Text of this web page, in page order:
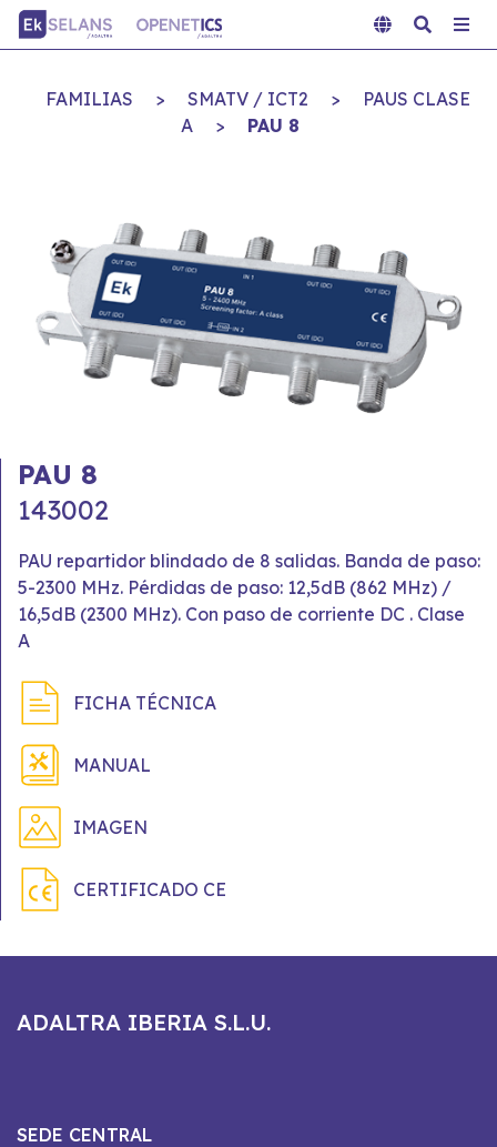
FAMILIAS > SMATV / ICT2 >
PAUS CLASE
A
> PAU 8
PAU 8
143002
PAU repartidor blindado de 8 salidas. Banda de paso:
5-2300 MHz. Pérdidas de paso: 12,5dB (862 MHz) /
16,5dB (2300 MHz). Con paso de corriente DC . Clase
A
FICHA TÉCNICA
MANUAL
IMAGEN
CERTIFICADO CE
ADALTRA IBERIA S.L.U.
SEDE CENTRAL